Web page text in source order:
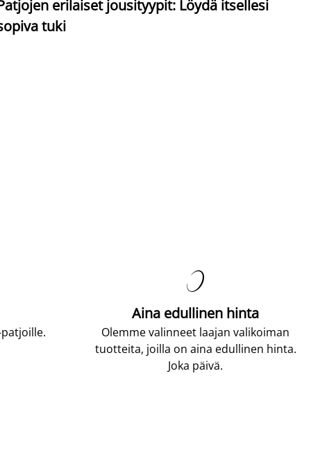
erilaiset jousityypit: Löydä itsellesi
tuki

Aina edullinen hinta
Olemme valinneet laajan valikoiman
tuotteita, joilla on aina edullinen hinta.
Joka päivä.